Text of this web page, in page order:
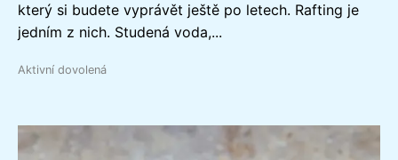
který si budete vyprávět ještě po letech. Rafting je
jedním z nich. Studená voda,...
Aktivní dovolená